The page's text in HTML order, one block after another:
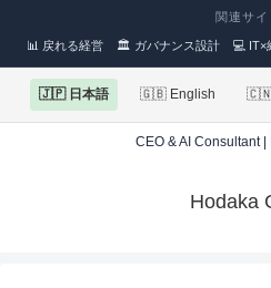
関連サイ
📊 戻れる経営 🏛 ガバナンス設計 💻 IT×
🇯🇵 日本語 🇬🇧 English 🇨🇳
CEO & AI Consultant
Hodaka